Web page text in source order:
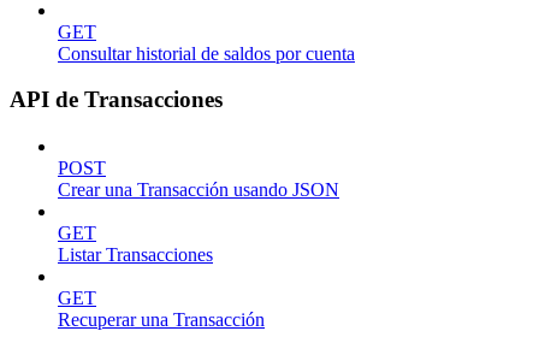
GET
Consultar historial de saldos por cuenta
API de Transacciones
POST
Crear una Transacción usando JSON
GET
Listar Transacciones
GET
Recuperar una Transacción